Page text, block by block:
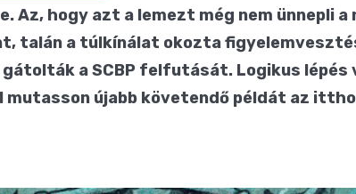
Az, hogy azt a lemezt még nem ünnepli
talán a túlkínálat okozta
a SCBP felfutását. Logikus
újabb követendő példát az